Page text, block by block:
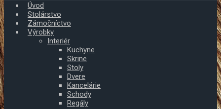
Úvod
Stolárstvo
Zámočníctvo
Výrobky
Interiér
Kuchyne
Skrine
Stoly
Dvere
Kancelárie
Schody
Regály